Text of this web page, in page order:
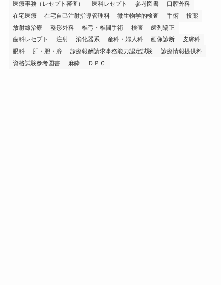
医療事務（レセプト審査）
医科レセプト 参考図書
口腔外科
在宅医療
在宅自己注射指導管理料 微生物学的検査 手術
投薬
放射線治療
整形外科 椎弓・椎間手術 検査
歯列矯正
歯科レセプト
注射 消化器系 産科・婦人科 画像診断
皮膚科
眼科
肝・胆・膵 診療報酬請求事務能力認定試験
診療情報提供料
資格試験参考図書
麻酔 ＤＰＣ